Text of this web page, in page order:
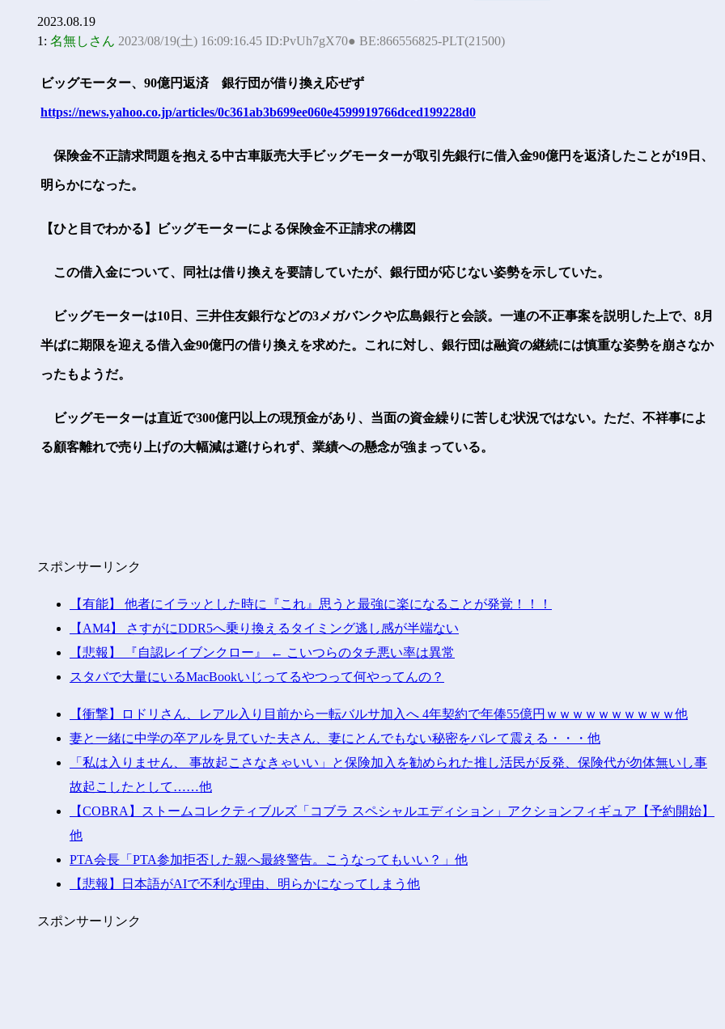
2023.08.19
1: 名無しさん 2023/08/19(土) 16:09:16.45 ID:PvUh7gX70● BE:866556825-PLT(21500)
ビッグモーター、90億円返済 銀行団が借り換え応ぜず
https://news.yahoo.co.jp/articles/0c361ab3b699ee060e4599919766dced199228d0
保険金不正請求問題を抱える中古車販売大手ビッグモーターが取引先銀行に借入金90億円を返済したことが19日、
明らかになった。
【ひと目でわかる】ビッグモーターによる保険金不正請求の構図
この借入金について、同社は借り換えを要請していたが、銀行団が応じない姿勢を示していた。
ビッグモーターは10日、三井住友銀行などの3メガバンクや広島銀行と会談。一連の不正事案を説明した上で、8月
半ばに期限を迎える借入金90億円の借り換えを求めた。これに対し、銀行団は融資の継続には慎重な姿勢を崩さなか
ったもようだ。
ビッグモーターは直近で300億円以上の現預金があり、当面の資金繰りに苦しむ状況ではない。ただ、不祥事によ
る顧客離れで売り上げの大幅減は避けられず、業績への懸念が強まっている。
スポンサーリンク
【有能】 他者にイラッとした時に『これ』思うと最強に楽になることが発覚！！！
【AM4】 さすがにDDR5へ乗り換えるタイミング逃し感が半端ない
【悲報】 『自認レイブンクロー』 ← こいつらのタチ悪い率は異常
スタバで大量にいるMacBookいじってるやつって何やってんの？
【衝撃】ロドリさん、レアル入り目前から一転バルサ加入へ 4年契約で年俸55億円ｗｗｗｗｗｗｗｗｗｗ他
妻と一緒に中学の卒アルを見ていた夫さん、妻にとんでもない秘密をバレて震える・・・他
「私は入りません、 事故起こさなきゃいい」と保険加入を勧められた推し活民が反発、保険代が勿体無いし事
故起こしたとして……他
【COBRA】ストームコレクティブルズ「コブラ スペシャルエディション」アクションフィギュア【予約開始】
他
PTA会長「PTA参加拒否した親へ最終警告。こうなってもいい？」他
【悲報】日本語がAIで不利な理由、明らかになってしまう他
スポンサーリンク